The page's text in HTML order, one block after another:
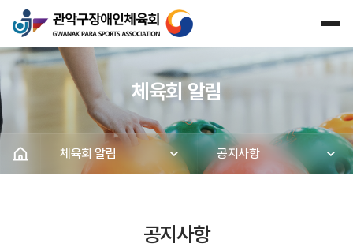
체육회 알림
체육회 알림 공지사항
공지사항